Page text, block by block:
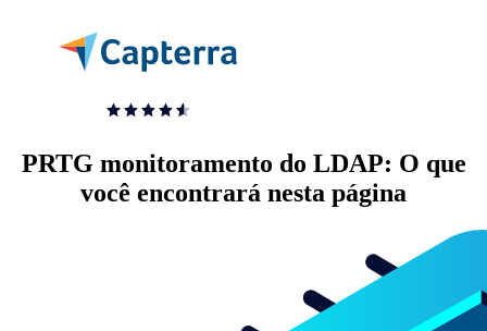
PRTG monitoramento do LDAP: O que
você encontrará nesta página